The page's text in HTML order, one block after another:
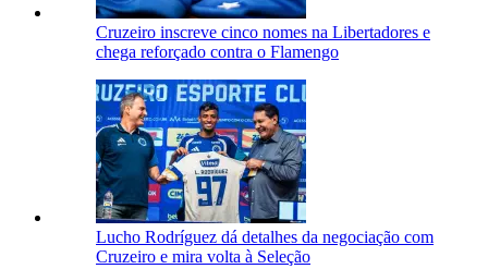
Cruzeiro inscreve cinco nomes na Libertadores e
chega reforçado contra o Flamengo
Lucho Rodríguez dá detalhes da negociação com
Cruzeiro e mira volta à Seleção